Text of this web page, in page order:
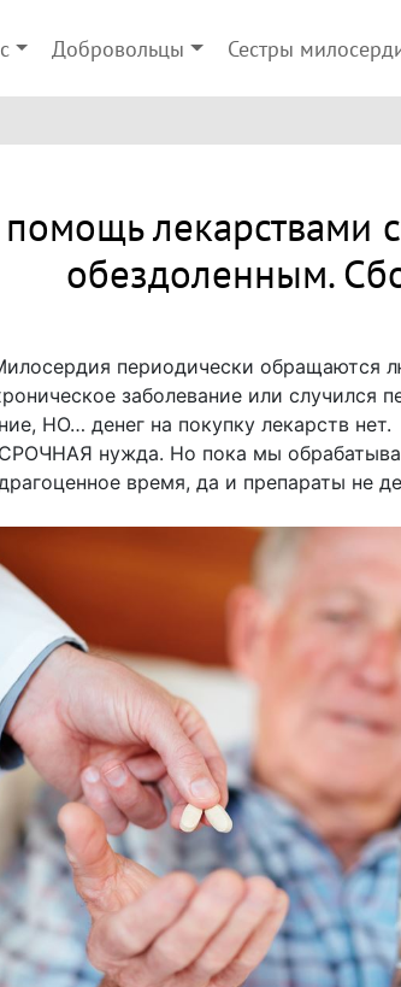
Добровольцы Сестры
помощь
обездоленным.
периодически обращаются
заболевание или случился
НО… денег на покупку лекарств нет.
нужда. Но пока мы
время, да и препараты не